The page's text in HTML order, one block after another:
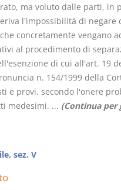
ma voluto dalle parti, in
l'impossibilità di negare
concretamente vengano
al procedimento di
di cui all'art. 19
n. 154/1999 della
e provi, secondo l'onere
medesimi. ... (Continua per
sez. V
ebook€
(iva incl.)